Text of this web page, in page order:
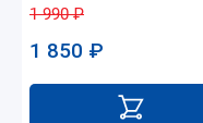
1 990₽
1 850 ₽